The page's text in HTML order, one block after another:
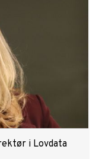
av løsningen.
i Lovdata